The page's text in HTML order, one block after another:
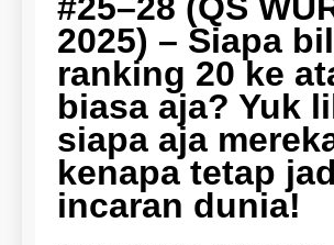
2025) – Siapa
ranking 20 ke
biasa aja? Yuk
siapa aja
kenapa tetap
incaran dunia!